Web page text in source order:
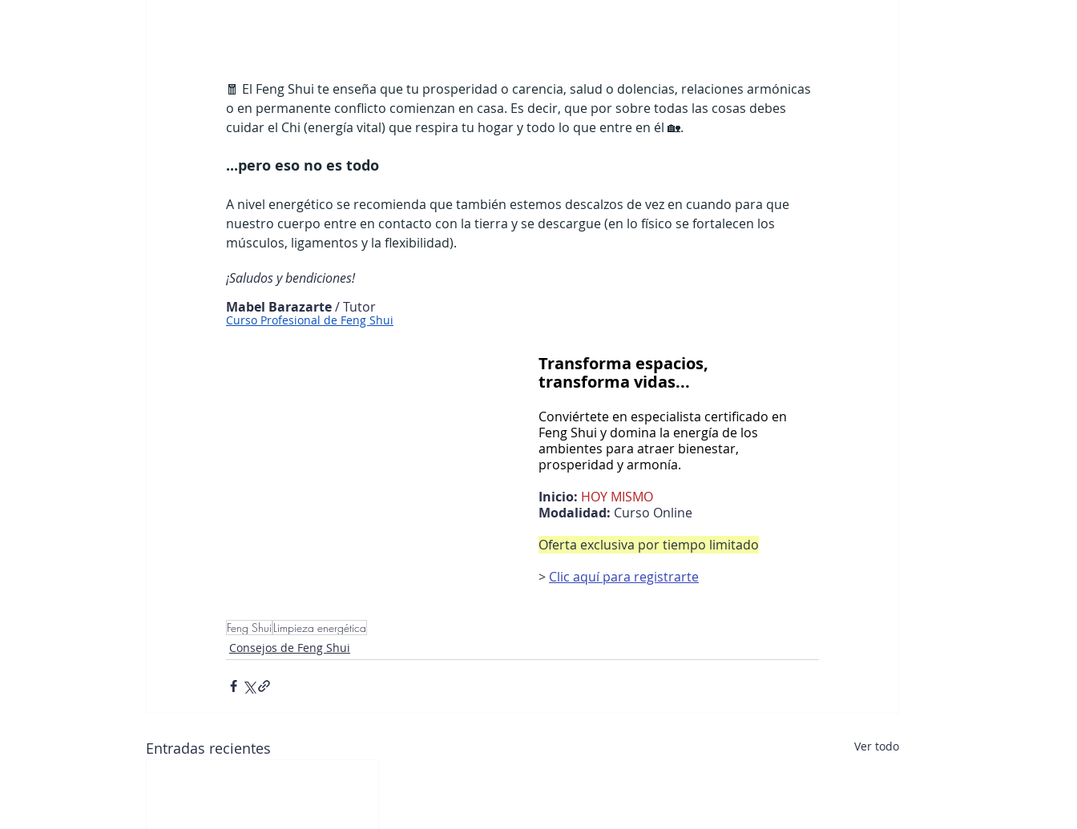
🧧 El Feng Shui te enseña que tu prosperidad o carencia, salud o dolencias, relaciones armónicas
o en permanente conflicto comienzan en casa. Es decir, que por sobre todas las cosas debes
cuidar el Chi (energía vital) que respira tu hogar y todo lo que entre en él 🏡.
...pero eso no es todo
A nivel energético se recomienda que también estemos descalzos de vez en cuando para que
nuestro cuerpo entre en contacto con la tierra y se descargue (en lo físico se fortalecen los
músculos, ligamentos y la flexibilidad).
¡Saludos y bendiciones!
Mabel Barazarte / Tutor
Curso Profesional de Feng Shui
Transforma espacios,
transforma vidas...
Conviértete en especialista certificado en
Feng Shui y domina la energía de los
ambientes para atraer bienestar,
prosperidad y armonía.
Inicio: HOY MISMO
Modalidad: Curso Online
Oferta exclusiva por tiempo limitado
> Clic aquí para registrarte
Feng Shui Limpieza energética
Consejos de Feng Shui
Entradas recientes Ver todo